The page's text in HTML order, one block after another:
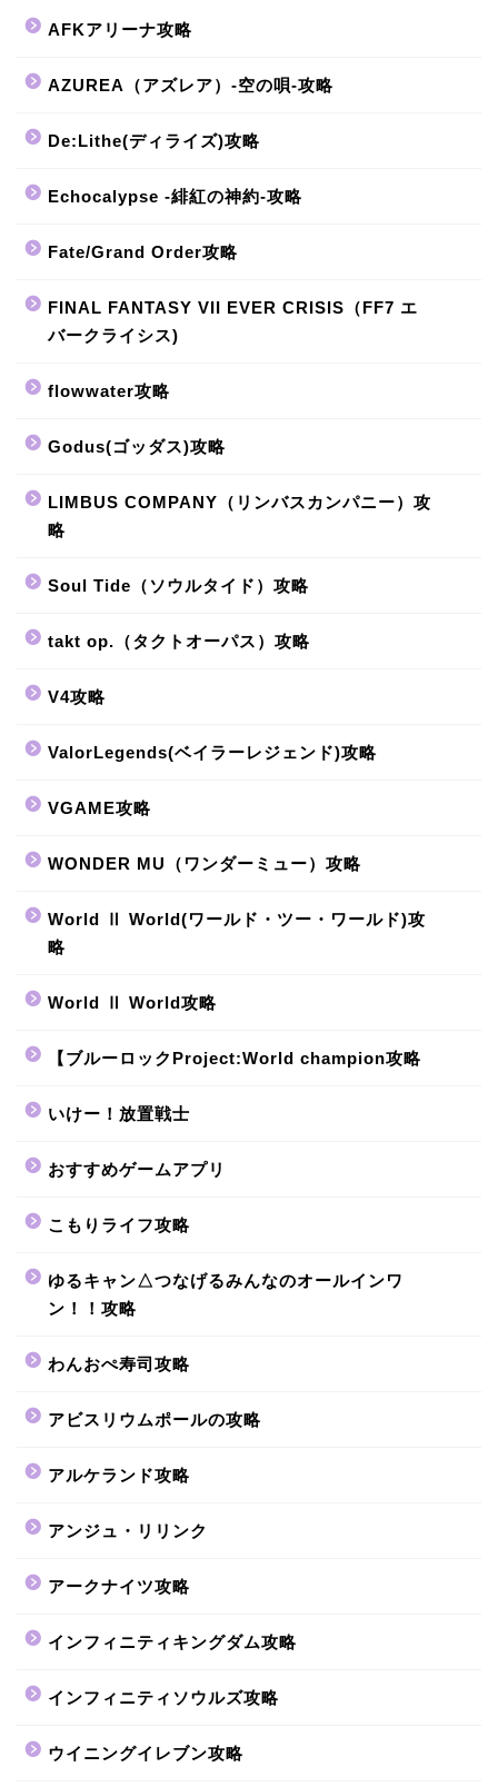
AFKアリーナ攻略
AZUREA（アズレア）-空の唄-攻略
De:Lithe(ディライズ)攻略
Echocalypse -緋紅の神約-攻略
Fate/Grand Order攻略
FINAL FANTASY VII EVER CRISIS（FF7 エ
バークライシス)
flowwater攻略
Godus(ゴッダス)攻略
LIMBUS COMPANY（リンバスカンパニー）攻
略
Soul Tide（ソウルタイド）攻略
takt op.（タクトオーパス）攻略
V4攻略
ValorLegends(ベイラーレジェンド)攻略
VGAME攻略
WONDER MU（ワンダーミュー）攻略
World Ⅱ World(ワールド・ツー・ワールド)攻
略
World Ⅱ World攻略
【ブルーロックProject:World champion攻略
いけー！放置戦士
おすすめゲームアプリ
こもりライフ攻略
ゆるキャン△つなげるみんなのオールインワ
ン！！攻略
わんおぺ寿司攻略
アビスリウムポールの攻略
アルケランド攻略
アンジュ・リリンク
アークナイツ攻略
インフィニティキングダム攻略
インフィニティソウルズ攻略
ウイニングイレブン攻略